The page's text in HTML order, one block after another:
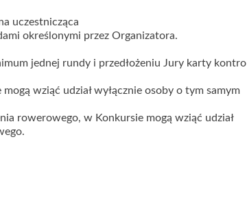
uczestnicząca
określonymi przez Organizatora.
jednej rundy i przedłożeniu Jury karty
wziąć udział wyłącznie osoby o tym samym
rowerowego, w Konkursie mogą wziąć udział